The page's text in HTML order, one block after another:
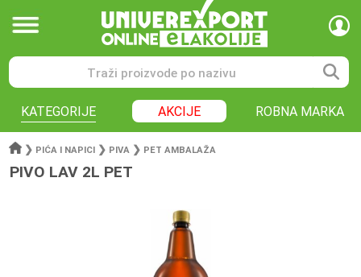
KATEGORIJE AKCIJE ROBNA MARKA
❯ PIĆA I NAPICI ❯ PIVA ❯ PET AMBALAŽA
PIVO LAV 2L PET